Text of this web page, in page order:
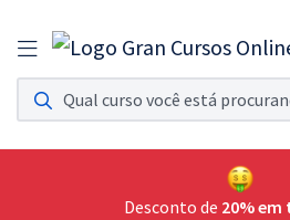
Assinatura Ilimitada 11
Acesso a todos os cursos. Teste grátis por 7 dias!
Assinatura OAB Até Passar
Acesso ilimitado a toda preparação para o
Desconto de 20%